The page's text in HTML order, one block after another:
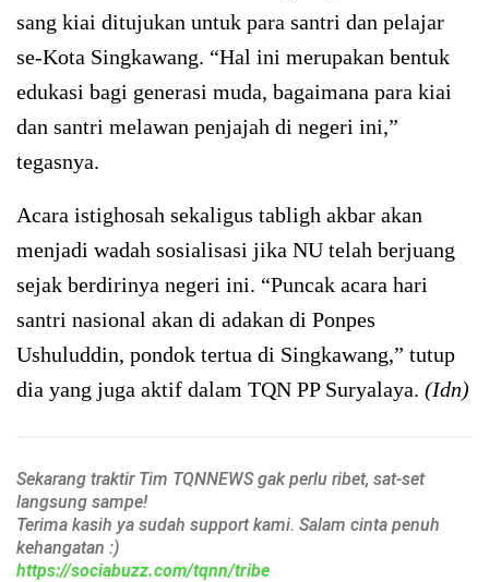
sang kiai ditujukan untuk para santri dan pelajar
se-Kota Singkawang. “Hal ini merupakan bentuk
edukasi bagi generasi muda, bagaimana para kiai
dan santri melawan penjajah di negeri ini,”
tegasnya.
Acara istighosah sekaligus tabligh akbar akan
menjadi wadah sosialisasi jika NU telah berjuang
sejak berdirinya negeri ini. “Puncak acara hari
santri nasional akan di adakan di Ponpes
Ushuluddin, pondok tertua di Singkawang,” tutup
dia yang juga aktif dalam TQN PP Suryalaya. (Idn)
Sekarang traktir Tim TQNNEWS gak perlu ribet, sat-set
langsung sampe!
Terima kasih ya sudah support kami. Salam cinta penuh
kehangatan :)
https://sociabuzz.com/tqnn/tribe